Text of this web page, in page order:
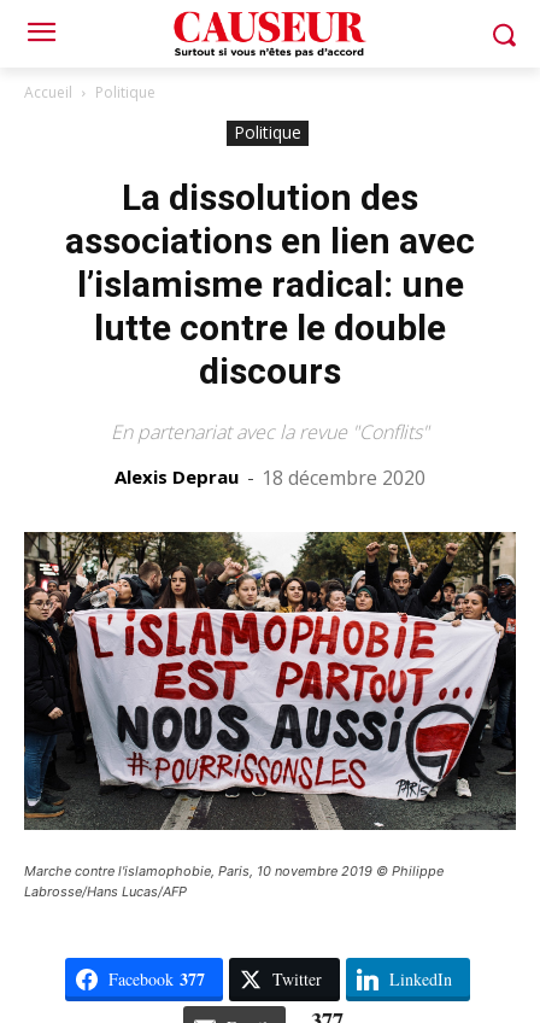
Accueil Politique
Politique
La dissolution des
associations en lien avec
l’islamisme radical: une
lutte contre le double
discours
En partenariat avec la revue "Conflits"
Alexis Deprau - 18 décembre 2020
Marche contre l'islamophobie, Paris, 10 novembre 2019 © Philippe
Labrosse/Hans Lucas/AFP
Facebook 377 Twitter LinkedIn